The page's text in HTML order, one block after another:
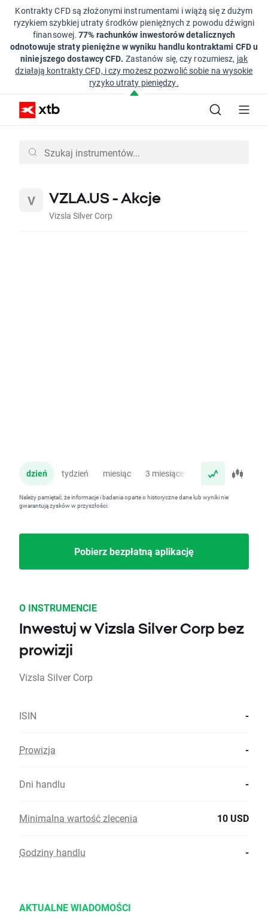
Kontrakty CFD są złożonymi instrumentami i wiążą się z dużym
ryzykiem szybkiej utraty środków pieniężnych z powodu dźwigni
finansowej.77% rachunków inwestorów detalicznych
odnotowuje straty pieniężne w wyniku handlu kontraktami CFD u
niniejszego dostawcy CFD. Zastanów się, czy rozumiesz, jak
działają kontrakty CFD, i czy możesz pozwolić sobie na wysokie
ryzyko utraty pieniędzy.
VZLA.US - Akcje
Vizsla Silver Corp
dzień tydzień miesiąc 3 miesiące rok
Należy pamiętać, że informacje i badania oparte o historyczne dane lub wyniki nie
gwarantują zysków w przyszłości.
Pobierz bezpłatną aplikację
O INSTRUMENCIE
Inwestuj w Vizsla Silver Corp bez
prowizji
Vizsla Silver Corp
ISIN -
Prowizja -
Dni handlu -
Minimalna wartość zlecenia 10 USD
Godziny handlu -
AKTUALNE WIADOMOŚCI